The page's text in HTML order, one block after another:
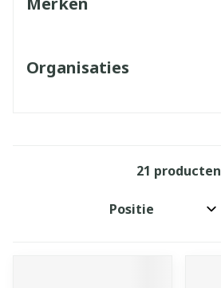
Organisaties
21 producten
Sorteer op: